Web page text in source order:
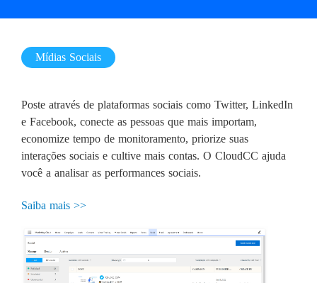
Mídias Sociais
Poste através de plataformas sociais como Twitter, LinkedIn
e Facebook, conecte as pessoas que mais importam,
economize tempo de monitoramento, priorize suas
interações sociais e cultive mais contas. O CloudCC ajuda
você a analisar as performances sociais.
Saiba mais >>